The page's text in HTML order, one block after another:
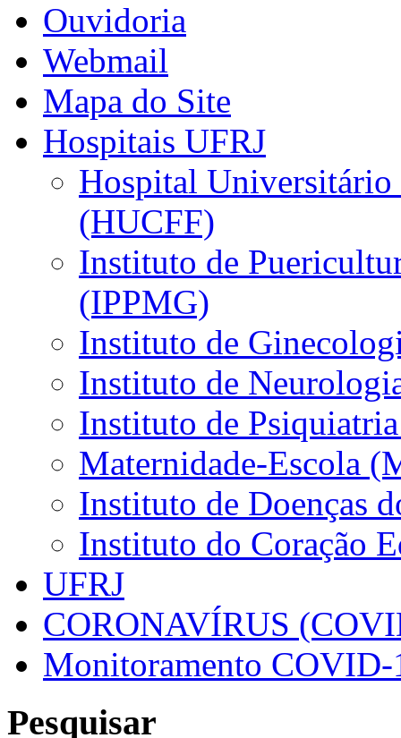
Ouvidoria
Webmail
Mapa do Site
Hospitais UFRJ
Hospital
(HUCFF)
Instituto de
(IPPMG)
Instituto de
Instituto de
Instituto de
Maternidade-Escola
Instituto de Doenças
Instituto do Coração
UFRJ
CORONAVÍRUS
Monitoramento COVID-
Pesquisar